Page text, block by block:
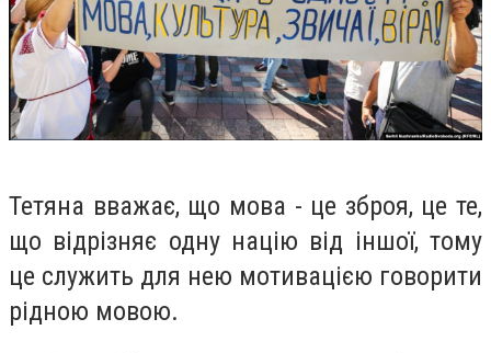
Тетяна вважає, що мова - це зброя, це те,
що відрізняє одну націю від іншої, тому
це служить для нею мотивацією говорити
рідною мовою.